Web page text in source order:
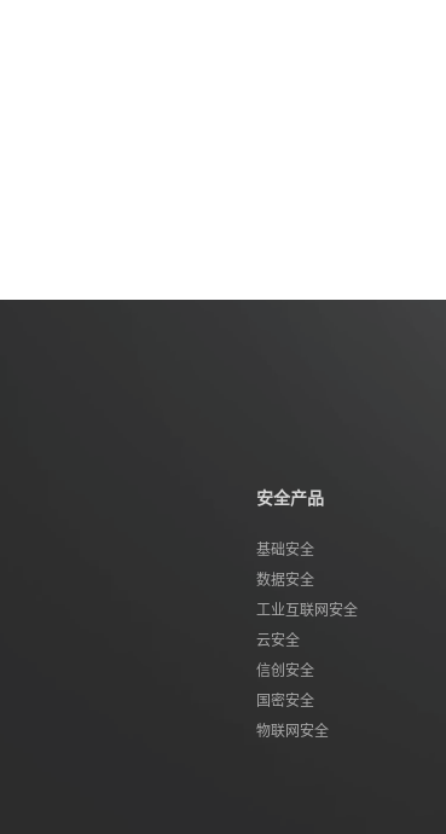
安全产品
基础安全
数据安全
工业互联网安全
云安全
信创安全
国密安全
物联网安全